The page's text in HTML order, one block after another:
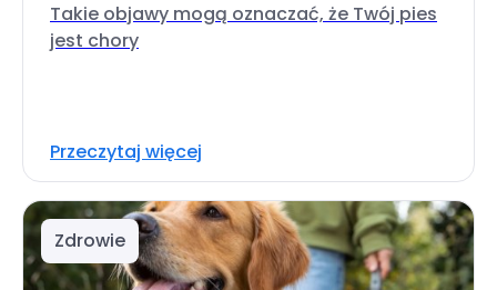
Takie objawy mogą oznaczać, że Twój pies
jest chory
Przeczytaj więcej
Zdrowie